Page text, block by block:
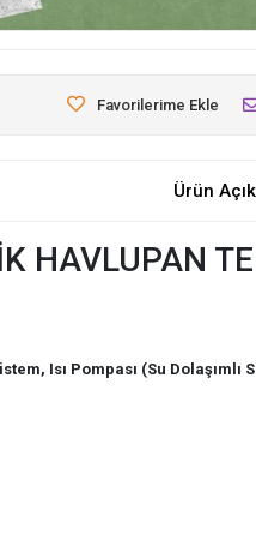
Favorilerime Ekle
Ürün
HAVLUPAN
Isı Pompası (Su Dolaşımlı